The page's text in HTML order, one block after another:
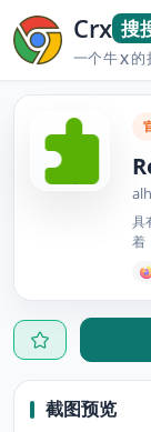
Crx 搜
一个牛X的
具
着
截图预览